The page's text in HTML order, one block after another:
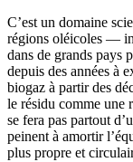
C’est un domaine
régions oléicoles —
dans de grands pays
depuis des années à
biogaz à partir des
le résidu comme une
se fera pas partout
peinent à amortir
plus propre et